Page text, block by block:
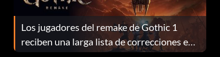
Los jugadores del remake de Gothic 1
reciben una larga lista de correcciones en